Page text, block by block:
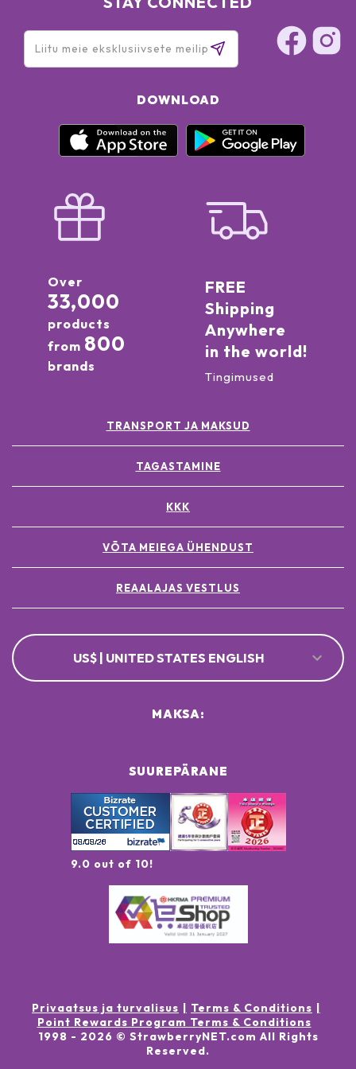
DOWNLOAD
Over
33,000
products
from 800
brands
FREE
Shipping
Anywhere
in the world!
Tingimused
TRANSPORT JA MAKSUD
TAGASTAMINE
KKK
VÕTA MEIEGA ÜHENDUST
REAALAJAS VESTLUS
US$ | UNITED STATES ENGLISH
SUUREPÄRANE
9.0 out of 10!
MAKSA:
Privaatsus ja turvalisus
Terms & Conditions
Point Rewards Program Terms & Conditions
1998 - 2026 © StrawberryNET.com All Rights
Reserved.